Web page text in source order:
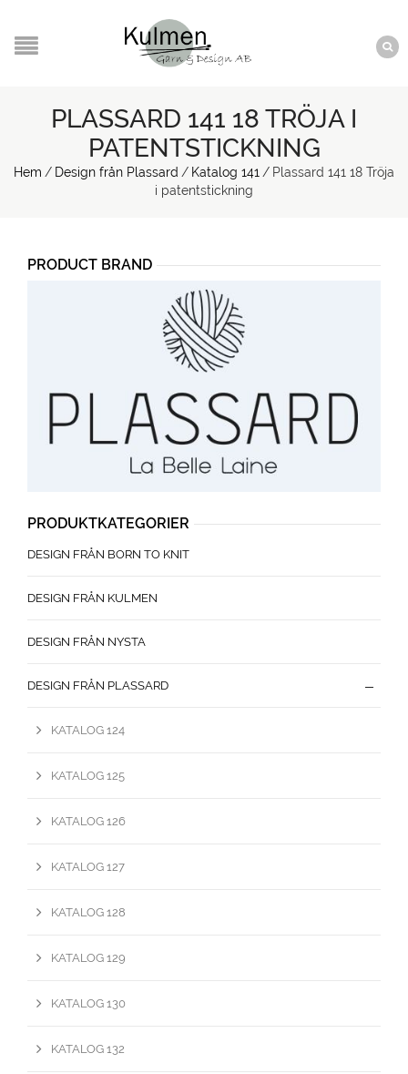
PLASSARD 141 18 TRÖJA I
PATENTSTICKNING
Hem / Design från Plassard / Katalog 141 / Plassard 141 18 Tröja
i patentstickning
PRODUCT BRAND
PRODUKTKATEGORIER
DESIGN FRÅN BORN TO KNIT
DESIGN FRÅN KULMEN
DESIGN FRÅN NYSTA
DESIGN FRÅN PLASSARD
KATALOG 124
KATALOG 125
KATALOG 126
KATALOG 127
KATALOG 128
KATALOG 129
KATALOG 130
KATALOG 132